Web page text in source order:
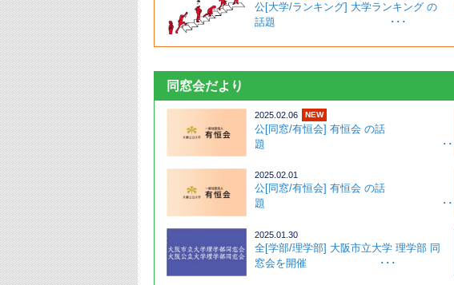
公[大学/ランキング] 大学ランキング の
話題 ･･･
同窓会だより
2025.02.06 NEW
公[同窓/有恒会] 有恒会 の話
題 ･･･
2025.02.01
公[同窓/有恒会] 有恒会 の話
題 ･･･
2025.01.30
全[学部/理学部] 大阪市立大学 理学部 同
窓会を開催 ･･･